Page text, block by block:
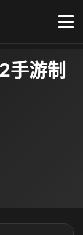
手游制